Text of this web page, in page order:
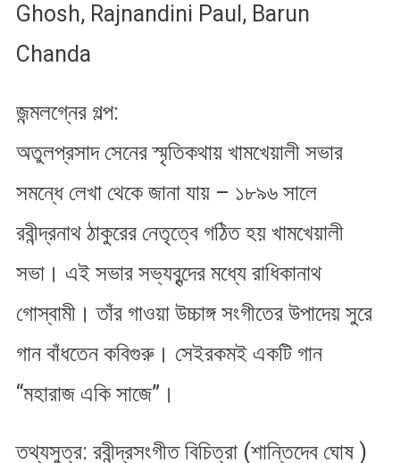
Ghosh, Rajnandini Paul, Barun
Chanda
জন্মলগ্নের গল্প​:
অতুলপ্রসাদ সেনের স্মৃতিকথায় খামখেয়ালী সভার
সমন্ধে লেখা থেকে জানা যায় – ১৮৯৬ সালে
রবীন্দ্রনাথ ঠাকুরের নেতৃত্বে গঠিত হ​য় খামখেয়ালী
সভা। এই সভার সভ্যবৃন্দের মধ্যে রাধিকানাথ
গোস্বামী। তাঁর গাওয়া উচ্চাঙ্গ সংগীতের উপাদেয় সুরে
গান বাঁধতেন কবিগুরু। সেইরকমই একটি গান
“মহারাজ একি সাজে”।
তথ্যসুত্র​: রবীন্দ্রসংগীত বিচিত্রা (শান্তিদেব ঘোষ )